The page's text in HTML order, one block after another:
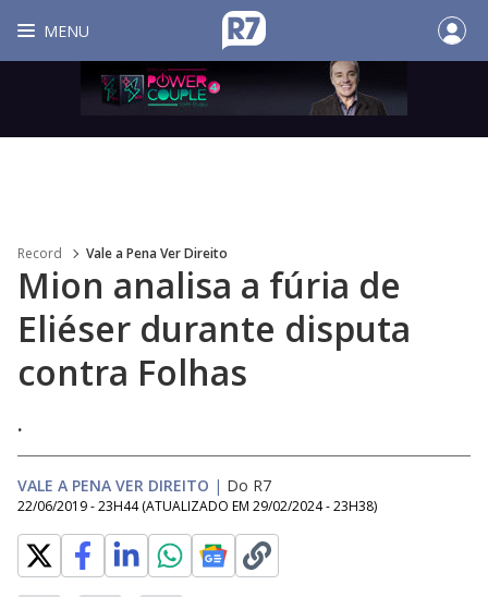
MENU
Record Vale a Pena Ver Direito
Mion analisa a fúria de
Eliéser durante disputa
contra Folhas
.
VALE A PENA VER DIREITO | Do R7
22/06/2019 - 23H44 (ATUALIZADO EM 29/02/2024 - 23H38)